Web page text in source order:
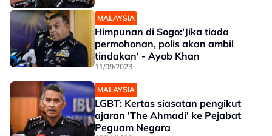
MALAYSIA
Himpunan di Sogo:'Jika tiada
permohonan, polis akan ambil
tindakan' - Ayob Khan
11/09/2023
MALAYSIA
LGBT: Kertas siasatan pengikut
ajaran 'The Ahmadi' ke Pejabat
Peguam Negara